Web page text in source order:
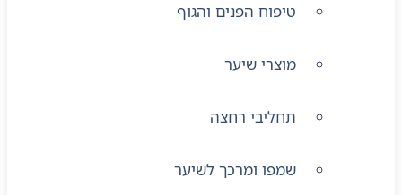
טיפוח הפנים והגוף
מוצרי שיער
תחליבי רחצה
שמפו ומרכך לשיער